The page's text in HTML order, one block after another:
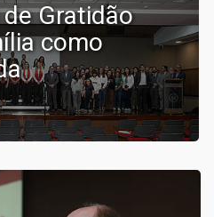
Gratidão
como